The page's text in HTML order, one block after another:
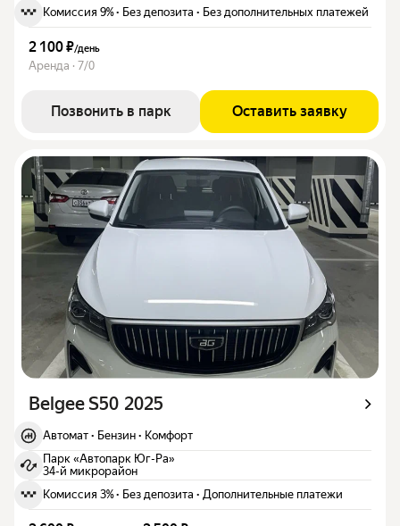
Комиссия 9%· Без депозита · Без дополнительных платежей
2 100 ₽/день
Аренда · 7/0
Позвонить в парк Оставить заявку
Belgee S50 2025
Автомат · Бензин · Комфорт
Парк «Автопарк Юг-Ра»
34-й микрорайон
Комиссия 3%· Без депозита · Дополнительные платежи